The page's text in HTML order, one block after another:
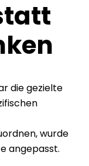
die gezielte
wurde
angepasst.